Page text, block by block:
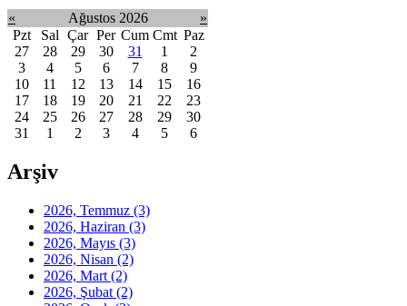
« Ağustos 2026
»
Pzt
Sal Çar Per Cum Cmt Paz
27
28 29 30 31 1
2
3
4 5 6 7 8
9
10
11 12 13 14 15
16
17
18 19 20 21 22
23
24
25 26 27 28 29
30
31
1 2 3 4 5 6
Arşiv
2026, Temmuz (3)
2026, Haziran (3)
2026, Mayıs (3)
2026, Nisan (2)
2026, Mart (2)
2026, Şubat (2)